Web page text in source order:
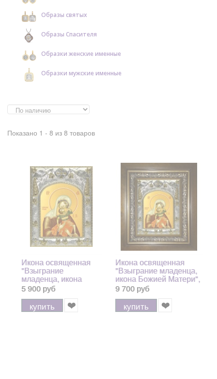
Образы святых
Образы Спасителя
Образки женские именные
Образки мужские именные
Показано 1 - 8 из 8 товаров
Икона освященная
"Взыграние
младенца, икона
Божией Матери",
14x18 см арт.245135
5 900 руб
купить
Икона освященная
"Взыграние младенца,
икона Божией Матери",
в киоте 20x24 см
арт.245136
9 700 руб
купить